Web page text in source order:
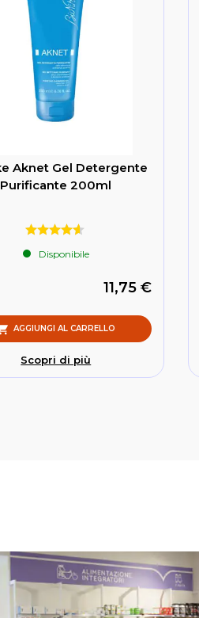
Aknet Gel Detergente
Purificante 200ml
Disponibile
11,75 €
AGGIUNGI AL CARRELLO
Scopri di più